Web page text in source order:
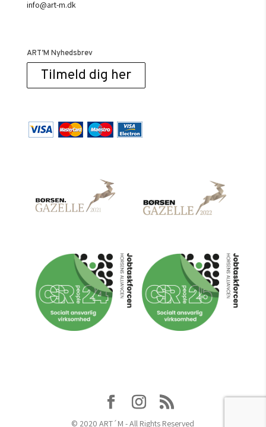
info@art-m.dk
ART’M Nyhedsbrev
Tilmeld dig her
© 2020 ART´M - All Rights Reserved